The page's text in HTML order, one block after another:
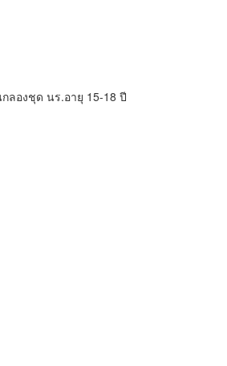
ลองชุด นร.อายุ 15-18 ปี